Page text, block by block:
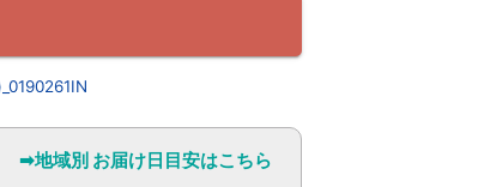
➡地域別 お届け日目安はこちら